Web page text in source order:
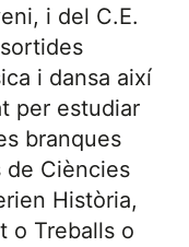
i del C.E.
i dansa així
per estudiar
branques
de Ciències
Història,
o Treballs o